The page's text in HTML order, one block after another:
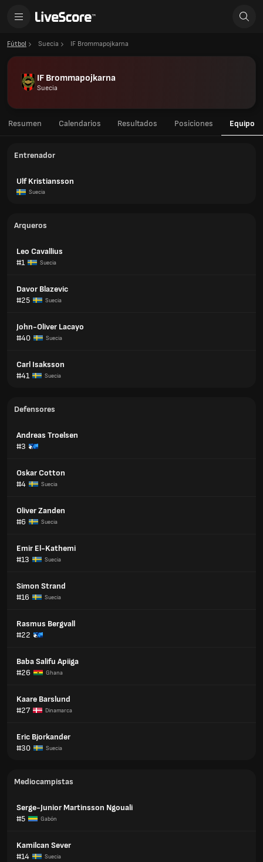
Fútbol Suecia IF Brommapojkarna
IF Brommapojkarna
Suecia
Resumen Calendarios Resultados Posiciones Equipo
Entrenador
Ulf Kristiansson
Suecia
Arqueros
Leo Cavallius
#1
Suecia
Davor Blazevic
#25
Suecia
John-Oliver Lacayo
#40
Suecia
Carl Isaksson
#41
Suecia
Defensores
Andreas Troelsen
#3
Oskar Cotton
#4
Suecia
Oliver Zanden
#6
Suecia
Emir El-Kathemi
#13
Suecia
Simon Strand
#16
Suecia
Rasmus Bergvall
#22
Baba Salifu Apiiga
#26
Ghana
Kaare Barslund
#27
Dinamarca
Eric Bjorkander
#30
Suecia
Mediocampistas
Serge-Junior Martinsson Ngouali
#5
Gabón
Kamilcan Sever
#14
Suecia